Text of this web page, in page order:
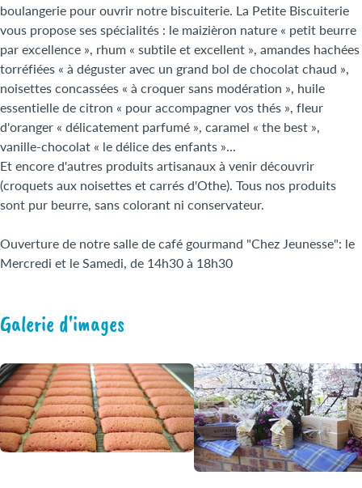
boulangerie pour ouvrir notre biscuiterie. La Petite Biscuiterie
vous propose ses spécialités : le maizièron nature « petit beurre
par excellence », rhum « subtile et excellent », amandes hachées
torréfiées « à déguster avec un grand bol de chocolat chaud »,
noisettes concassées « à croquer sans modération », huile
essentielle de citron « pour accompagner vos thés », fleur
d'oranger « délicatement parfumé », caramel « the best »,
vanille-chocolat « le délice des enfants »...
Et encore d'autres produits artisanaux à venir découvrir
(croquets aux noisettes et carrés d'Othe). Tous nos produits
sont pur beurre, sans colorant ni conservateur.
Ouverture de notre salle de café gourmand "Chez Jeunesse": le
Mercredi et le Samedi, de 14h30 à 18h30
Galerie d'images